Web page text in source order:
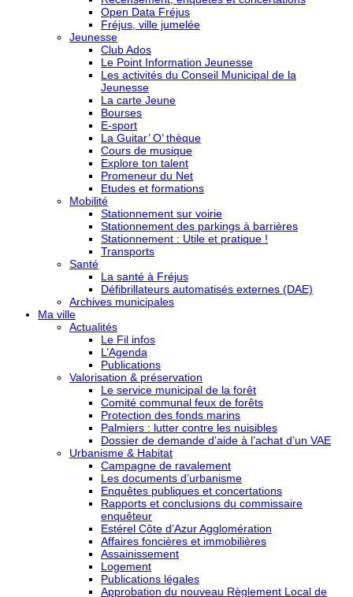
Open Data Fréjus
Fréjus, ville jumelée
Jeunesse
Club Ados
Le Point Information Jeunesse
Les activités du Conseil Municipal de la
Jeunesse
La carte Jeune
Bourses
E-sport
La Guitar’ O’ thèque
Cours de musique
Explore ton talent
Promeneur du Net
Etudes et formations
Mobilité
Stationnement sur voirie
Stationnement des parkings à barrières
Stationnement : Utile et pratique !
Transports
Santé
La santé à Fréjus
Défibrillateurs automatisés externes (DAE)
Archives municipales
Ma ville
Actualités
Le Fil infos
L’Agenda
Publications
Valorisation & préservation
Le service municipal de la forêt
Comité communal feux de forêts
Protection des fonds marins
Palmiers : lutter contre les nuisibles
Dossier de demande d’aide à l’achat d’un VAE
Urbanisme & Habitat
Campagne de ravalement
Les documents d’urbanisme
Enquêtes publiques et concertations
Rapports et conclusions du commissaire
enquêteur
Estérel Côte d’Azur Agglomération
Affaires foncières et immobilières
Assainissement
Logement
Publications légales
Approbation du nouveau Règlement Local de